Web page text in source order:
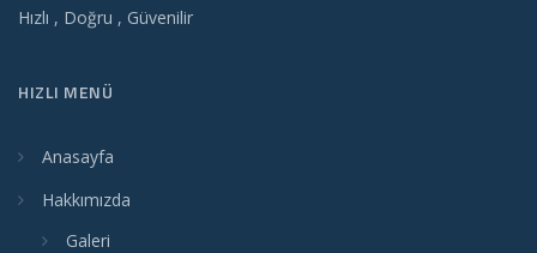
Hızlı , Doğru , Güvenilir
HIZLI MENÜ
Anasayfa
Hakkımızda
Galeri